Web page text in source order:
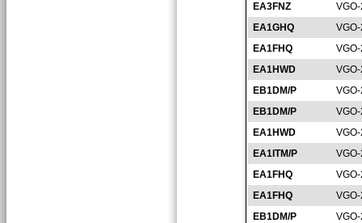
EA3FNZ
EA1GHQ
EA1FHQ
EA1HWD
EB1DM/P
EB1DM/P
EA1HWD
EA1ITM/P
EA1FHQ
EA1FHQ
EB1DM/P